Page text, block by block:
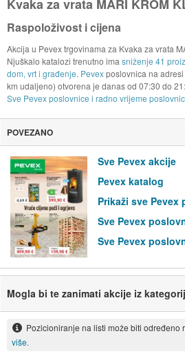
Kvaka za vrata MARI KROM
Raspoloživost i cijena
Akcija u Pevex trgovinama za Kvaka za vrata
Njuškalo katalozi trenutno ima sniženje 41
dom, vrt i građenje. Pevexposlovnica na adresi
km udaljeno) otvorena je danas od 07:30 do
Sve Pevex poslovnice i radno vrijeme
POVEZANO
Sve Pevex akcije
Pevex katalog
Prikaži sve Pevex
Sve Pevex
Sve Pevex
Mogla bi te zanimati akcije iz
Pozicioniranje na listi može biti određeno
više.